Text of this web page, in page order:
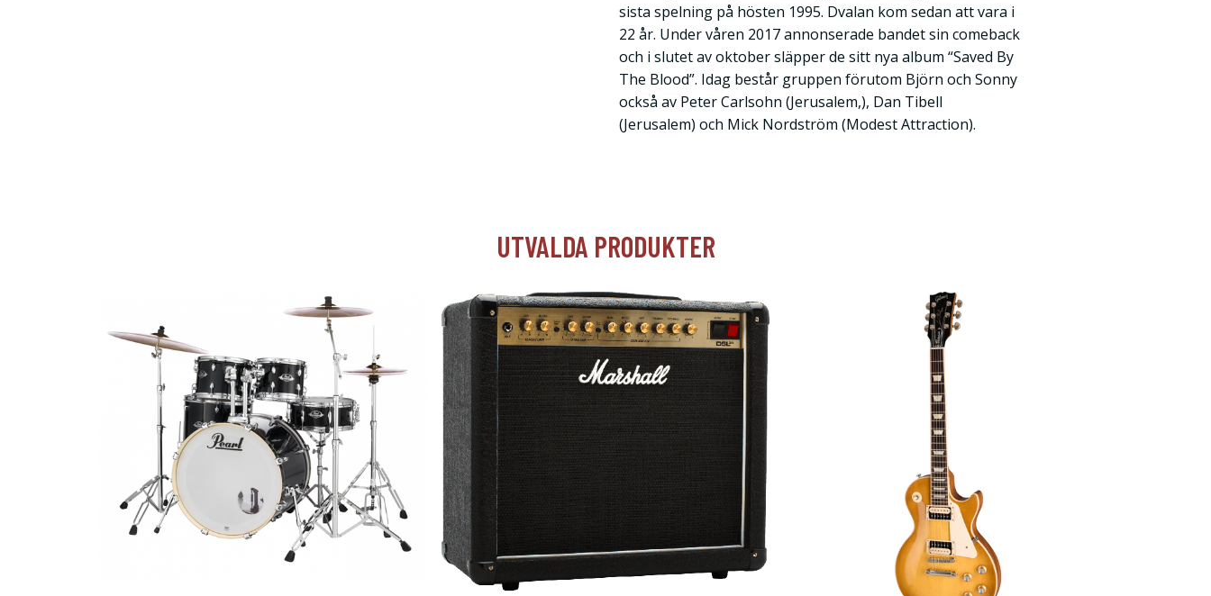
sista spelning på hösten 1995. Dvalan kom sedan att vara i
22 år. Under våren 2017 annonserade bandet sin comeback
och i slutet av oktober släpper de sitt nya album “Saved By
The Blood”. Idag består gruppen förutom Björn och Sonny
också av Peter Carlsohn (Jerusalem,), Dan Tibell
(Jerusalem) och Mick Nordström (Modest Attraction).
UTVALDA PRODUKTER